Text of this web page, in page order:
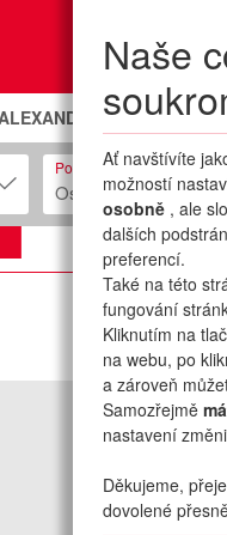
Moje
Naše
Ať navštívíte
možností
osobně , ale
dalších
preferencí.
Také na této
fungování
Kliknutím na
na webu, po
a zároveň
Samozřejmě
nastavení
Děkujeme,
dovolené
PREMIUM
Počet osob
Osob: 2 + 0
2